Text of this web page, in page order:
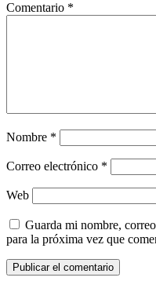
Comentario *
Nombre *
Correo electrónico *
Web
Guarda mi nombre,
para la próxima vez que